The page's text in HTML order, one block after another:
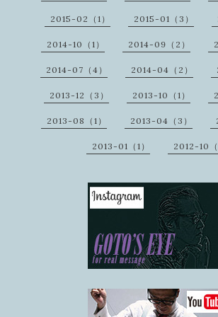
2015-02（1） 2015-01（3）
2014-10（1） 2014-09（2）
2014-07（4） 2014-04（2）
2013-12（3） 2013-10（1）
2013-08（1） 2013-04（3）
2013-01（1） 2012-10（